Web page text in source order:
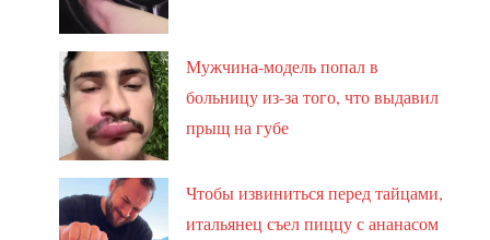
Мужчина-модель попал в
больницу из-за того, что выдавил
прыщ на губе
Чтобы извиниться перед тайцами,
итальянец съел пиццу с ананасом